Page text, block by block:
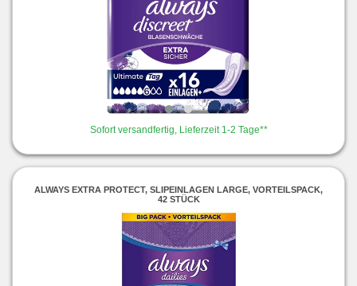
Sofort versandfertig, Lieferzeit 1-2 Tage**
ALWAYS EXTRA PROTECT, SLIPEINLAGEN LARGE, VORTEILSPACK,
42 STÜCK